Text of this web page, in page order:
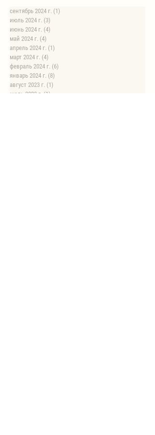
сентябрь 2024 г. (1)
июль 2024 г. (3)
июнь 2024 г. (4)
май 2024 г. (4)
апрель 2024 г. (1)
март 2024 г. (4)
февраль 2024 г. (6)
январь 2024 г. (8)
август 2023 г. (1)
июль 2023 г. (1)